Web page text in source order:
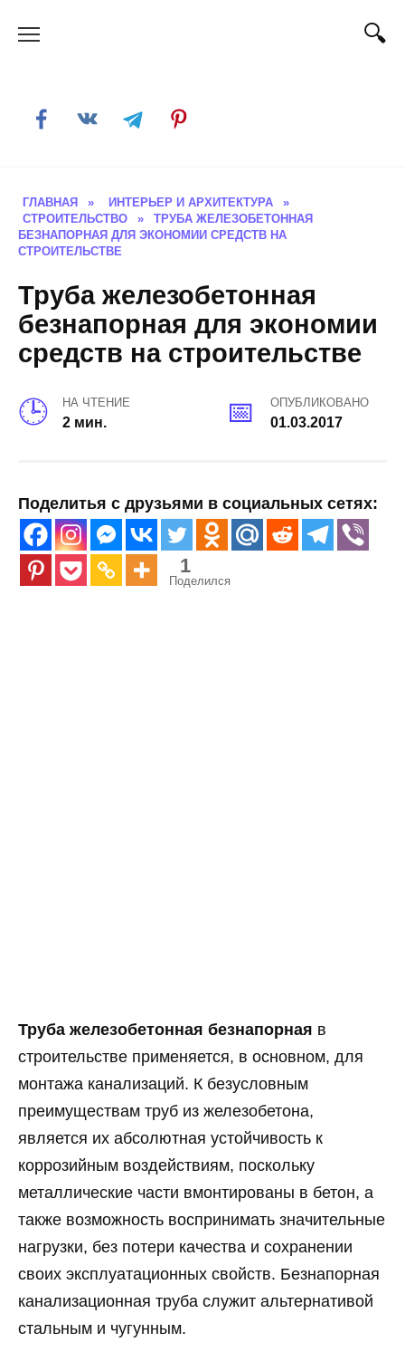
ГЛАВНАЯ » ИНТЕРЬЕР И АРХИТЕКТУРА
»
СТРОИТЕЛЬСТВО
»
ТРУБА ЖЕЛЕЗОБЕТОННАЯ
БЕЗНАПОРНАЯ ДЛЯ ЭКОНОМИИ СРЕДСТВ НА
СТРОИТЕЛЬСТВЕ
Труба железобетонная
безнапорная для экономии
средств на строительстве
НА ЧТЕНИЕ
2 мин.
ОПУБЛИКОВАНО
01.03.2017
Поделитья с друзьями в социальных сетях:
1
Поделился
Труба железобетонная безнапорная в
строительстве применяется, в основном, для
монтажа канализаций. К безусловным
преимуществам труб из железобетона,
является их абсолютная устойчивость к
коррозийным воздействиям, поскольку
металлические части вмонтированы в бетон, а
также возможность воспринимать значительные
нагрузки, без потери качества и сохранении
своих эксплуатационных свойств. Безнапорная
канализационная труба служит альтернативой
стальным и чугунным.